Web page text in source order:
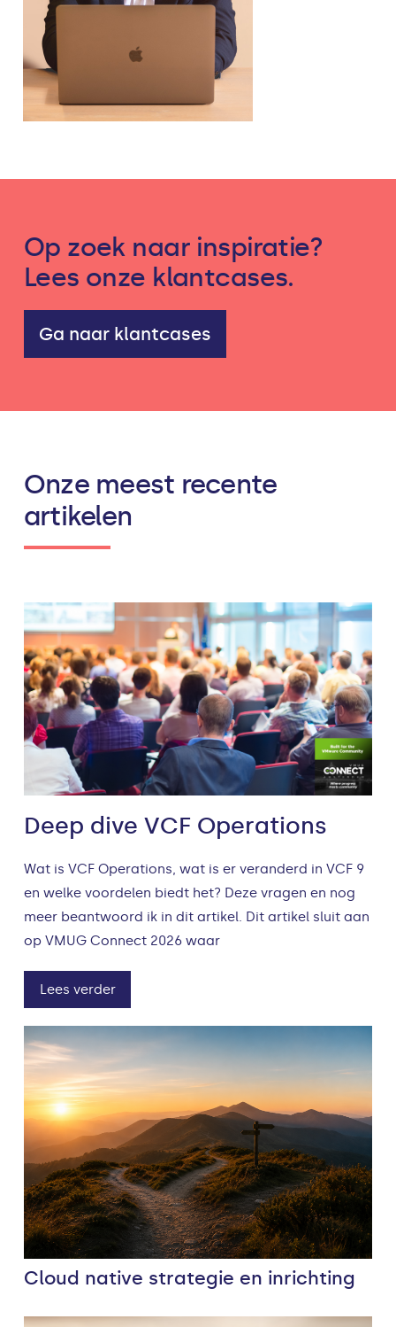
Op zoek naar inspiratie?
Lees onze klantcases.
Ga naar klantcases
Onze meest recente
artikelen
Deep dive VCF Operations
Wat is VCF Operations, wat is er veranderd in VCF 9
en welke voordelen biedt het? Deze vragen en nog
meer beantwoord ik in dit artikel. Dit artikel sluit aan
op VMUG Connect 2026 waar
Lees verder
Cloud native strategie en inrichting